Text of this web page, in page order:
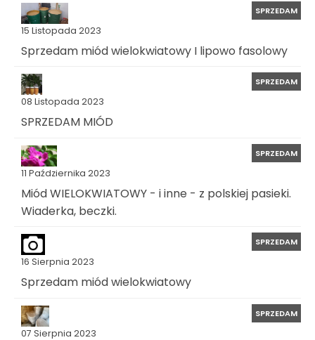
15 Listopada 2023
SPRZEDAM
Sprzedam miód wielokwiatowy I lipowo fasolowy
08 Listopada 2023
SPRZEDAM
SPRZEDAM MIÓD
11 Października 2023
SPRZEDAM
Miód WIELOKWIATOWY - i inne - z polskiej pasieki.
Wiaderka, beczki.
16 Sierpnia 2023
SPRZEDAM
Sprzedam miód wielokwiatowy
07 Sierpnia 2023
SPRZEDAM